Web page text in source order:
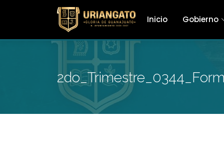
Inicio Gobierno